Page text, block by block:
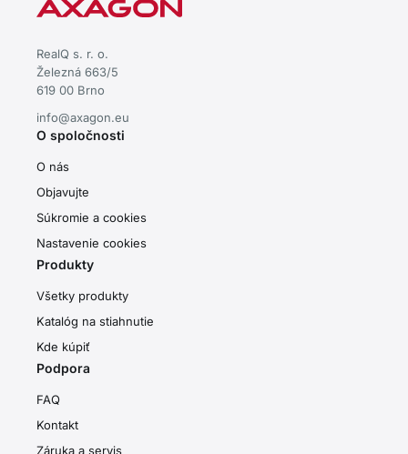
RealQ s. r. o.
Železná 663/5
619 00 Brno
info@axagon.eu
O spoločnosti
O nás
Objavujte
Súkromie a cookies
Nastavenie cookies
Produkty
Všetky produkty
Katalóg na stiahnutie
Kde kúpiť
Podpora
FAQ
Kontakt
Záruka a servis